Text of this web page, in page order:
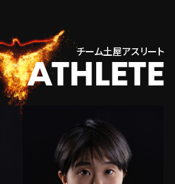
チーム土屋アスリート